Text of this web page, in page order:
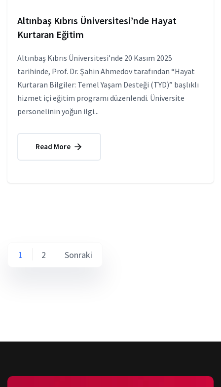
Altınbaş Kıbrıs Üniversitesi’nde Hayat
Kurtaran Eğitim
Altınbaş Kıbrıs Üniversitesi’nde 20 Kasım 2025
tarihinde, Prof. Dr. Şahin Ahmedov tarafından “Hayat
Kurtaran Bilgiler: Temel Yaşam Desteği (TYD)” başlıklı
hizmet içi eğitim programı düzenlendi. Üniversite
personelinin yoğun ilgi...
Read More
Yazı
1 2 Sonraki